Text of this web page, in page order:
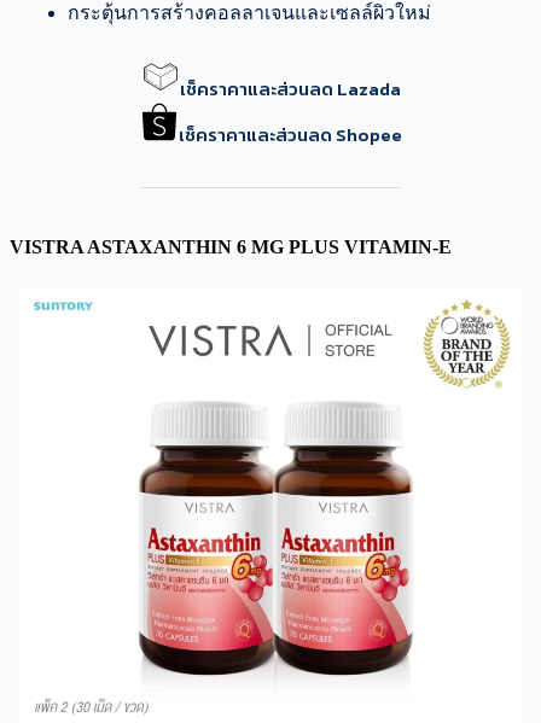
กระตุ้นการสร้างคอลลาเจนและเซลล์ผิวใหม่
เช็คราคาและส่วนลด Lazada
เช็คราคาและส่วนลด Shopee
VISTRA ASTAXANTHIN 6 MG PLUS VITAMIN-E